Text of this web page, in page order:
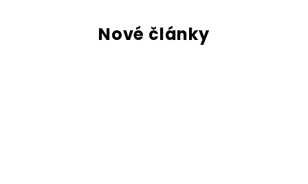
Nové články